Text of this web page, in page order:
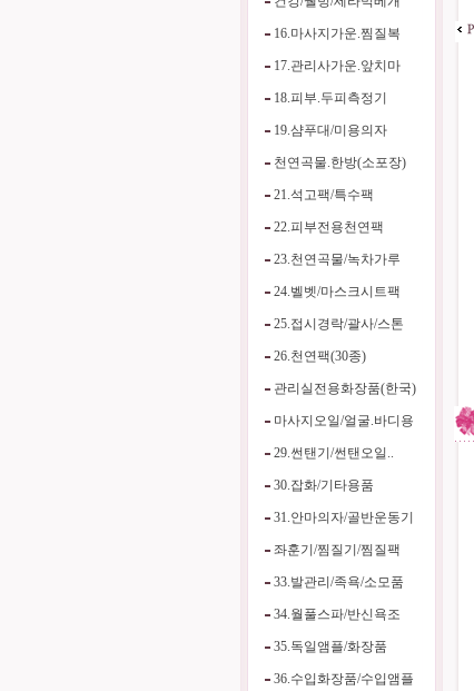
16.마사지가운.찜질복
17.관리사가운.앞치마
18.피부.두피측정기
19.샴푸대/미용의자
천연곡물.한방(소포장)
21.석고팩/특수팩
22.피부전용천연팩
23.천연곡물/녹차가루
24.벨벳/마스크시트팩
25.접시경락/괄사/스톤
26.천연팩(30종)
관리실전용화장품(한국)
마사지오일/얼굴.바디용
29.썬탠기/썬탠오일..
30.잡화/기타용품
31.안마의자/골반운동기
좌훈기/찜질기/찜질팩
33.발관리/족욕/소모품
34.월풀스파/반신욕조
35.독일앰플/화장품
36.수입화장품/수입앰플